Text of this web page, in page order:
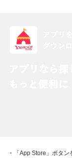
・「App Store」ボタ